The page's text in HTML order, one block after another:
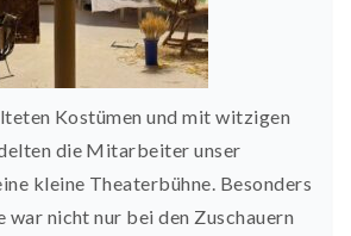
Kostümen und mit witzigen
die Mitarbeiter unser
kleine Theaterbühne. Besonders
war nicht nur bei den Zuschauern